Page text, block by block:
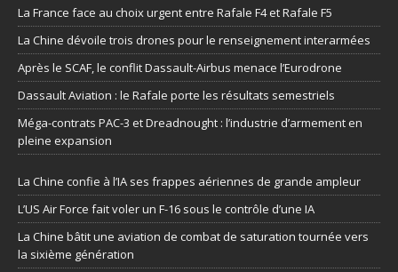
La France face au choix urgent entre Rafale F4 et Rafale F5
La Chine dévoile trois drones pour le renseignement interarmées
Après le SCAF, le conflit Dassault-Airbus menace l’Eurodrone
Dassault Aviation : le Rafale porte les résultats semestriels
Méga-contrats PAC-3 et Dreadnought : l’industrie d’armement en
pleine expansion
La Chine confie à l’IA ses frappes aériennes de grande ampleur
L’US Air Force fait voler un F-16 sous le contrôle d’une IA
La Chine bâtit une aviation de combat de saturation tournée vers
la sixième génération